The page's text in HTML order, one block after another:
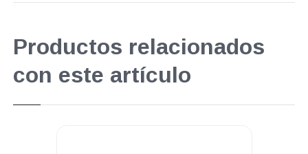
Productos relacionados
con este artículo